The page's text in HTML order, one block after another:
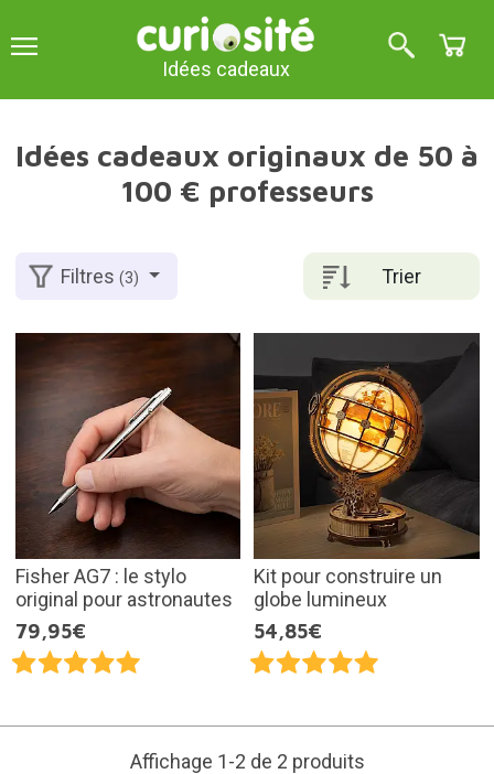
Idées cadeaux
Idées cadeaux originaux de 50 à
100 € professeurs
Trier
Filtres(3)
Fisher AG7 : le stylo
original pour astronautes
79,95€
Kit pour construire un
globe lumineux
54,85€
Affichage 1-2 de 2 produits